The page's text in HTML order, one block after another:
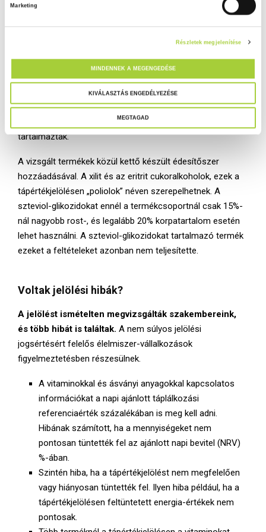
Marketing
Részletek megjelenítése
MINDENNEK A MEGENGEDÉSE
KIVÁLASZTÁS ENGEDÉLYEZÉSE
MEGTAGAD
karamell színezéket lehet használni
, azonban a hazai
az E 150d szulfitos-ammóniás karamell színezéket
ebben a termékcsoportban használták azt, és
haladéktalanul le kell cserélniük ezt az adalékanyagot.
Ezen kívül egyes termékek szintén a termékcsoporthoz
nem használható E 476 és E 479b adalékanyagot is
tartalmaztak.
A vizsgált termékek közül kettő készült édesítőszer
hozzáadásával. A xilit és az eritrit cukoralkoholok, ezek a
tápértékjelölésen „poliolok” néven szerepelhetnek. A
szteviol-glikozidokat ennél a termékcsoportnál csak 15%-
nál nagyobb rost-, és legalább 20% korpatartalom esetén
lehet használni. A szteviol-glikozidokat tartalmazó termék
ezeket a feltételeket azonban nem teljesítette.
Voltak jelölési hibák?
A jelölést ismételten megvizsgálták szakembereink,
és több hibát is találtak. A nem súlyos jelölési
jogsértésért felelős élelmiszer-vállalkozások
figyelmeztetésben részesülnek.
A vitaminokkal és ásványi anyagokkal kapcsolatos
információkat a napi ajánlott táplálkozási
referenciaérték százalékában is meg kell adni.
Hibának számított, ha a mennyiségeket nem
pontosan tüntették fel az ajánlott napi bevitel (NRV)
%-ában.
Szintén hiba, ha a tápértékjelölést nem megfelelően
vagy hiányosan tüntették fel. Ilyen hiba például, ha a
tápértékjelölésen feltüntetett energia-értékek nem
pontosak.